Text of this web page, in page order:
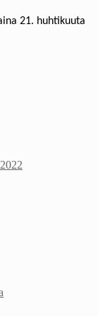
21. huhtikuuta